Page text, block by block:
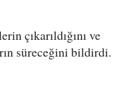
çıkarıldığını ve
süreceğini bildirdi.